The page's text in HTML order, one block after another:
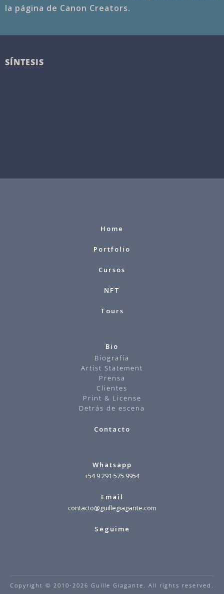
la página de Canon Creators.
SÍNTESIS
Home
Portfolio
Cursos
NFT
Tours
Bio
Biografía
Artist Statement
Prensa
Clientes
Print & License
Detrás de escena
Contacto
Whatsapp
+54 9 291 575 9954
Email
contacto@guillegiagante.com
Seguime
Copyright © 2010-2026 Guille Giagante. All rights reserved.